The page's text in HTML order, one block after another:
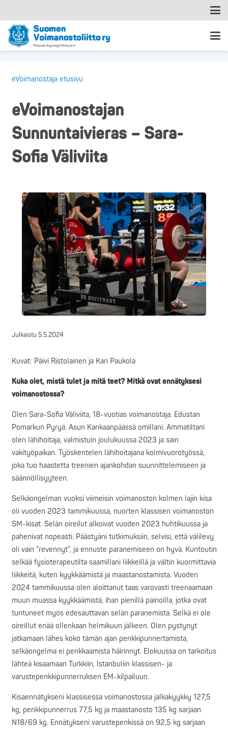
eVoimanostaja etusivu
eVoimanostajan
Sunnuntaivieras – Sara-
Sofia Väliviita
Julkaistu 5.5.2024
Kuvat: Päivi Ristolainen ja Kari Paukola
Kuka olet, mistä tulet ja mitä teet? Mitkä ovat ennätyksesi
voimanostossa?
Olen Sara-Sofia Väliviita, 18-vuotias voimanostaja. Edustan
Pomarkun Pyryä. Asun Kankaanpäässä omillani. Ammatiltani
olen lähihoitaja, valmistuin joulukuussa 2023 ja sain
vakityöpaikan. Työskentelen lähihoitajana kolmivuorotyössä,
joka tuo haastetta treenien ajankohdan suunnittelemiseen ja
säännöllisyyteen.
Selkäongelman vuoksi viimeisin voimanoston kolmen lajin kisa
oli vuoden 2023 tammikuussa, nuorten klassisen voimanoston
SM-kisat. Selän oireilut alkoivat vuoden 2023 huhtikuussa ja
pahenivat nopeasti. Päästyäni tutkimuksiin, selvisi, että välilevy
oli vain ”revennyt”, ja ennuste paranemiseen on hyvä. Kuntoutin
selkää fysioterapeutilta saamillani liikkeillä ja vältin kuormittavia
liikkeitä, kuten kyykkäämistä ja maastanostamista. Vuoden
2024 tammikuussa olen aloittanut taas varovasti treenaamaan
muun muassa kyykkäämistä, ihan pienillä painoilla, jotka ovat
tuntuneet myös edesauttavan selän paranemista. Selkä ei ole
oireillut enää ollenkaan helmikuun jälkeen. Olen pystynyt
jatkamaan lähes koko tämän ajan penkkipunnertamista,
selkäongelma ei penkkaamista häirinnyt. Elokuussa on tarkoitus
lähteä kisaamaan Turkkiin, Istanbuliin klassisen- ja
varustepenkkipunnerruksen EM-kilpailuun.
Kisaennätykseni klassisessa voimanostossa jalkakyykky 127,5
kg, penkkipunnerrus 77,5 kg ja maastanosto 135 kg sarjaan
N18/69 kg. Ennätykseni varustepenkissä on 92,5 kg sarjaan